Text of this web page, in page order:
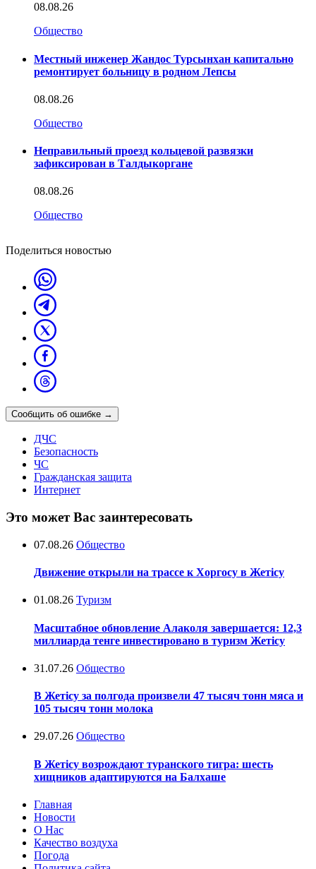
08.08.26
Общество
Местный инженер Жандос Турсынхан капитально
ремонтирует больницу в родном Лепсы
08.08.26
Общество
Неправильный проезд кольцевой развязки
зафиксирован в Талдыкоргане
08.08.26
Общество
Поделиться новостью
Сообщить об ошибке →
ДЧС
Безопасность
ЧС
Гражданская защита
Интернет
Это может Вас заинтересовать
07.08.26 Общество
Движение открыли на трассе к Хоргосу в Жетісу
01.08.26 Туризм
Масштабное обновление Алаколя завершается: 12,3
миллиарда тенге инвестировано в туризм Жетісу
31.07.26 Общество
В Жетісу за полгода произвели 47 тысяч тонн мяса и
105 тысяч тонн молока
29.07.26 Общество
В Жетісу возрождают туранского тигра: шесть
хищников адаптируются на Балхаше
Главная
Новости
О Нас
Качество воздуха
Погода